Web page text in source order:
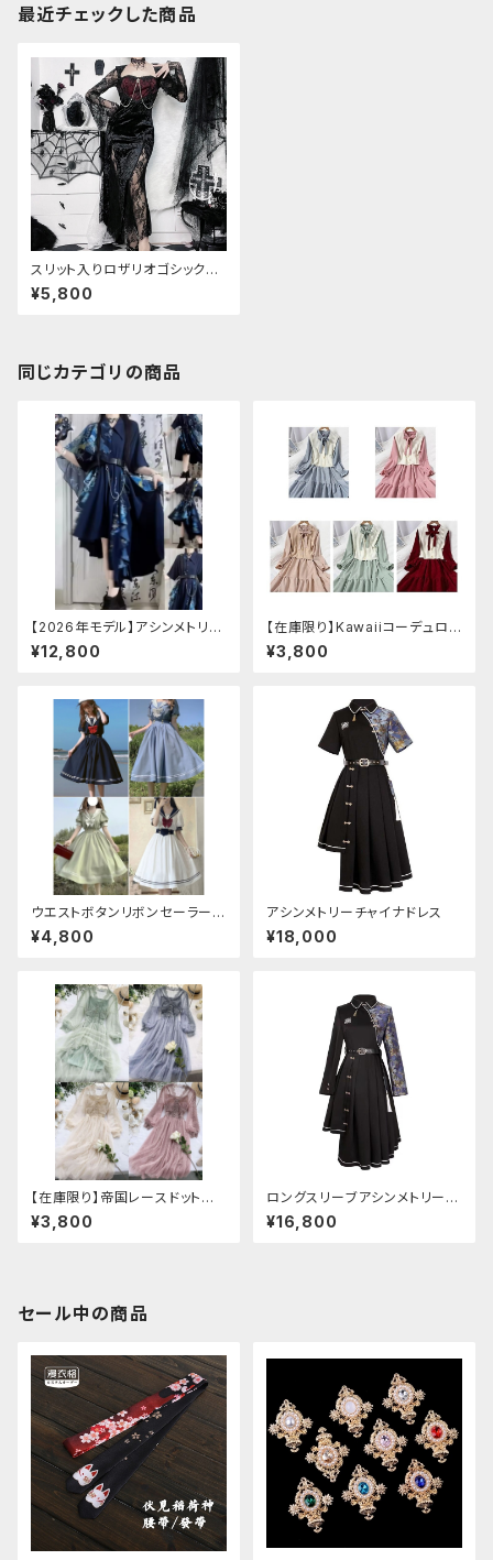
最近チェックした商品
スリット入りロザリオゴシックド
レスワンピース
¥5,800
同じカテゴリの商品
【2026年モデル】アシンメトリー
チャイナ改良ドレス
¥12,800
【在庫限り】Kawaiiコーデュロイ
ニットワンピースセットアップ
¥3,800
ウエストボタンリボンセーラーワ
ンピース
¥4,800
アシンメトリーチャイナドレス
¥18,000
【在庫限り】帝国レースドットワ
ンピース
¥3,800
ロングスリーブアシンメトリーチ
ャイナドレス
¥16,800
セール中の商品